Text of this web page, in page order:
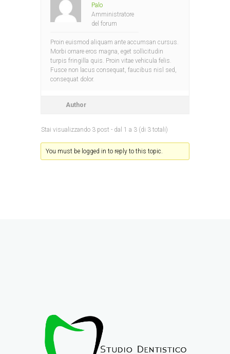
Palo
Amministratore
del forum
Proin euismod aliquam ante accumsan cursus.
Morbi ornare eros magna, eget sollicitudin
turpis fringilla quis. Proin vitae vehicula felis.
Fusce non lacus consequat, faucibus nisl sed,
consequat dolor.
Author
Stai visualizzando 3 post - dal 1 a 3 (di 3 totali)
You must be logged in to reply to this topic.